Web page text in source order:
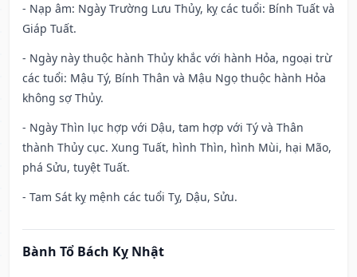
- Nạp âm: Ngày Trường Lưu Thủy, kỵ các tuổi: Bính Tuất và
Giáp Tuất.
- Ngày này thuộc hành Thủy khắc với hành Hỏa, ngoại trừ
các tuổi: Mậu Tý, Bính Thân và Mậu Ngọ thuộc hành Hỏa
không sợ Thủy.
- Ngày Thìn lục hợp với Dậu, tam hợp với Tý và Thân
thành Thủy cục. Xung Tuất, hình Thìn, hình Mùi, hại Mão,
phá Sửu, tuyệt Tuất.
- Tam Sát kỵ mệnh các tuổi Tỵ, Dậu, Sửu.
Bành Tổ Bách Kỵ Nhật